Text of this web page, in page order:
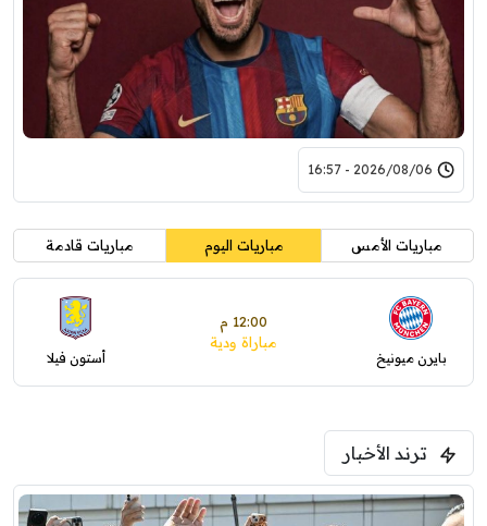
2026/08/06 - 16:57
مباريات الأمس مباريات اليوم مباريات قادمة
بايرن ميونيخ
12:00 م
مباراة ودية
أستون فيلا
ترند الأخبار